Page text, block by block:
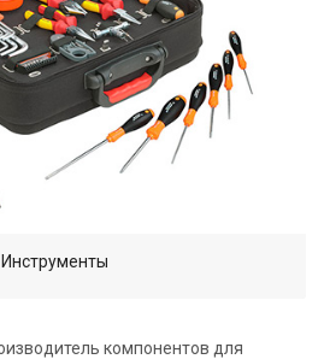
Инструменты
компонентов для